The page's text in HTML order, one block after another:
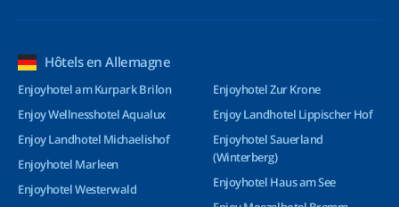
Hôtels en Allemagne
Enjoyhotel am Kurpark Brilon
Enjoy Wellnesshotel Aqualux
Enjoy Landhotel Michaelishof
Enjoyhotel Marleen
Enjoyhotel Westerwald
Enjoyhotel Zur Krone
Enjoy Landhotel Lippischer Hof
Enjoyhotel Sauerland
(Winterberg)
Enjoyhotel Haus am See